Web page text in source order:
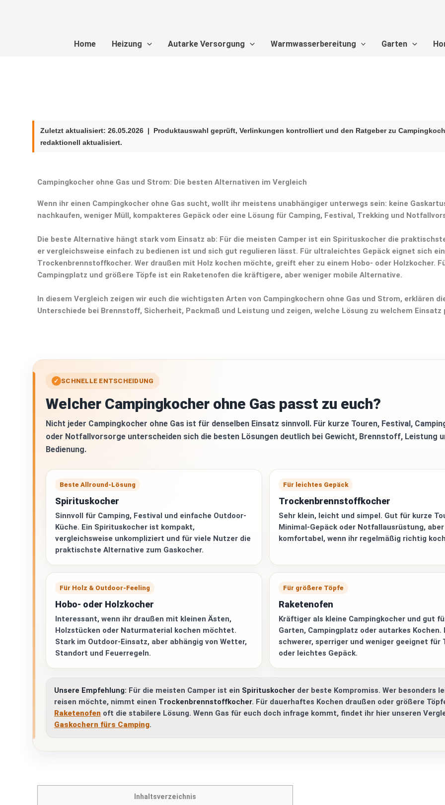
Home Heizung Autarke Versorgung Warmwasserbereitung Garten
Zuletzt aktualisiert: 26.05.2026 | Produktauswahl geprüft, Verlinkungen kontrolliert und den Ratgeber zu
redaktionell aktualisiert.
Campingkocher ohne Gas und Strom: Die besten Alternativen im Vergleich
Wenn ihr einen Campingkocher ohne Gas sucht, wollt ihr meistens unabhängiger unterwegs sein: keine
nachkaufen, weniger Müll, kompakteres Gepäck oder eine Lösung für Camping, Festival, Trekking und
Die beste Alternative hängt stark vom Einsatz ab: Für die meisten Camper ist ein Spirituskocher die
er vergleichsweise einfach zu bedienen ist und sich gut regulieren lässt. Für ultraleichtes Gepäck eignet sich ein
Trockenbrennstoffkocher. Wer draußen mit Holz kochen möchte, greift eher zu einem Hobo- oder Holzkocher.
Campingplatz und größere Töpfe ist ein Raketenofen die kräftigere, aber weniger mobile Alternative.
In diesem Vergleich zeigen wir euch die wichtigsten Arten von Campingkochern ohne Gas und Strom, erklären
Unterschiede bei Brennstoff, Sicherheit, Packmaß und Leistung und zeigen, welche Lösung zu welchem Einsatz
✓ SCHNELLE ENTSCHEIDUNG
Welcher Campingkocher ohne Gas passt zu euch?
Nicht jeder Campingkocher ohne Gas ist für denselben Einsatz sinnvoll. Für kurze Touren, Festival,
oder Notfallvorsorge unterscheiden sich die besten Lösungen deutlich bei Gewicht, Brennstoff, Leistung
Bedienung.
Beste Allround-Lösung
Spirituskocher
Sinnvoll für Camping, Festival und einfache Outdoor-
Küche. Ein Spirituskocher ist kompakt,
vergleichsweise unkompliziert und für viele Nutzer die
praktischste Alternative zum Gaskocher.
Für leichtes Gepäck
Trockenbrennstoffkocher
Sehr klein, leicht und simpel. Gut für kurze
Minimal-Gepäck oder Notfallausrüstung,
komfortabel, wenn ihr regelmäßig richtig
Für Holz & Outdoor-Feeling
Hobo- oder Holzkocher
Interessant, wenn ihr draußen mit kleinen Ästen,
Holzstücken oder Naturmaterial kochen möchtet.
Stark im Outdoor-Einsatz, aber abhängig von Wetter,
Standort und Feuerregeln.
Für größere Töpfe
Raketenofen
Kräftiger als kleine Campingkocher und gut
Garten, Campingplatz oder autarkes Kochen.
schwerer, sperriger und weniger geeignet für
oder leichtes Gepäck.
Unsere Empfehlung: Für die meisten Camper ist ein Spirituskocher der beste Kompromiss. Wer besonders
reisen möchte, nimmt einen Trockenbrennstoffkocher. Für dauerhaftes Kochen draußen oder größere
Raketenofen oft die stabilere Lösung. Wenn Gas für euch doch infrage kommt, findet ihr hier unseren
Gaskochern fürs Camping.
Inhaltsverzeichnis